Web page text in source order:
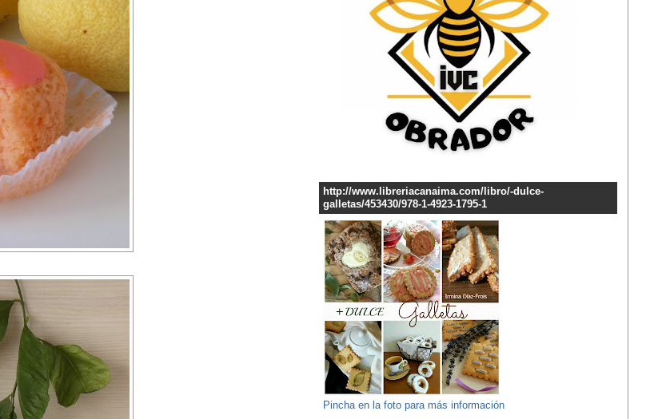
http://www.libreriacanaima.com/libro/-dulce-
galletas/453430/978-1-4923-1795-1
Pincha en la foto para más información